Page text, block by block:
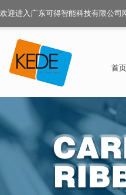
欢迎进入广东可得智能科技有限公司
首页